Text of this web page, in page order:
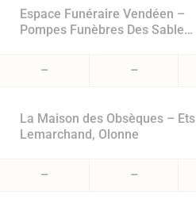
Espace Funéraire Vendéen –
Pompes Funèbres Des Sables
– –
La Maison des Obsèques – Ets
Lemarchand, Olonne
– –